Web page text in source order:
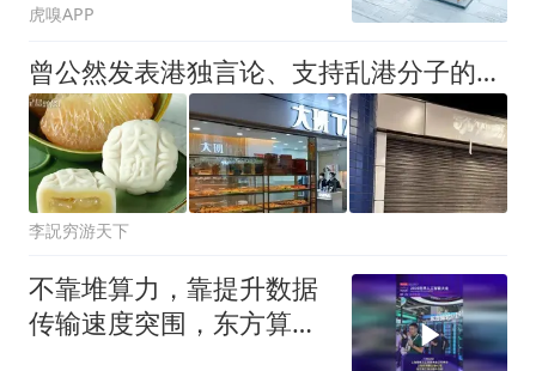
虎嗅APP
曾公然发表港独言论、支持乱港分子的这家知名企业，后来怎么样？
李詋穷游天下
不靠堆算力，靠提升数据
传输速度突围，东方算芯